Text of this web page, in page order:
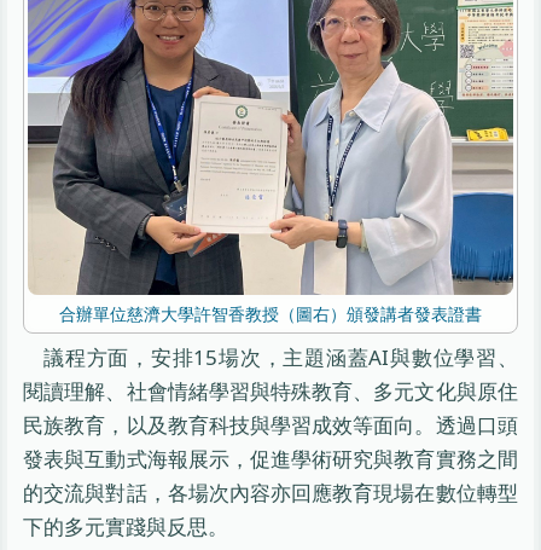
合辦單位慈濟大學許智香教授（圖右）頒發講者發表證書
議程方面，安排15場次，主題涵蓋AI與數位學習、
閱讀理解、社會情緒學習與特殊教育、多元文化與原住
民族教育，以及教育科技與學習成效等面向。透過口頭
發表與互動式海報展示，促進學術研究與教育實務之間
的交流與對話，各場次內容亦回應教育現場在數位轉型
下的多元實踐與反思。